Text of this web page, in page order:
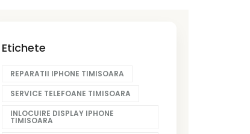
Etichete
REPARATII IPHONE TIMISOARA
SERVICE TELEFOANE TIMISOARA
INLOCUIRE DISPLAY IPHONE
TIMISOARA